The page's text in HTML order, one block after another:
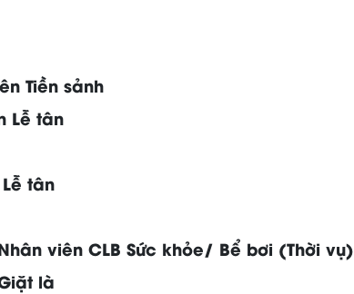
Tiền sảnh
Lễ tân
tân
viên CLB Sức khỏe/ Bể bơi (Thời vụ)
là